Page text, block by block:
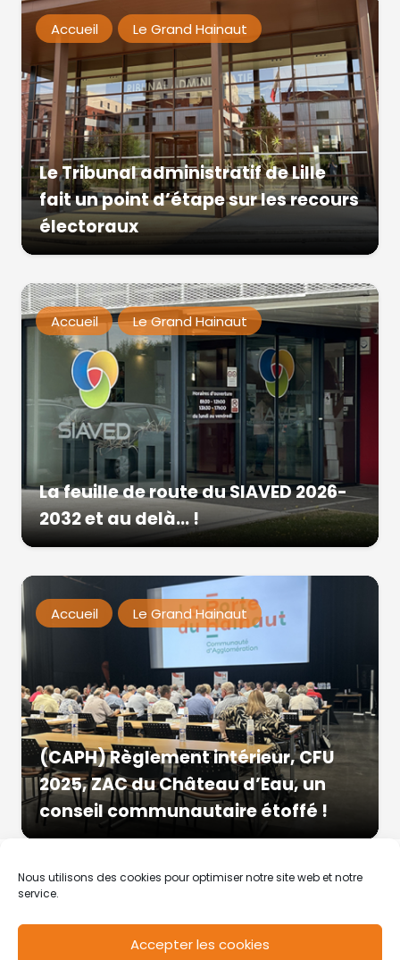
Nous utilisons des cookies pour optimiser notre site web et notre
service.
Accepter les cookies
Accueil Le Grand Hainaut
Le Tribunal administratif de Lille
fait un point d’étape sur les recours
électoraux
Accueil Le Grand Hainaut
La feuille de route du SIAVED 2026-
2032 et au delà… !
Accueil Le Grand Hainaut
(CAPH) Règlement intérieur, CFU
2025, ZAC du Château d’Eau, un
conseil communautaire étoffé !